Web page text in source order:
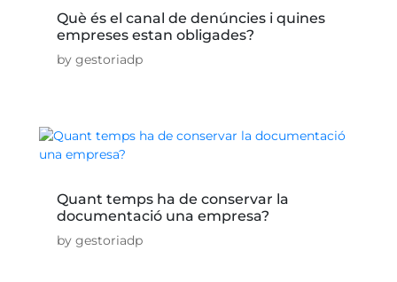
Què és el canal de denúncies i quines
empreses estan obligades?
by gestoriadp
Quant temps ha de conservar la
documentació una empresa?
by gestoriadp